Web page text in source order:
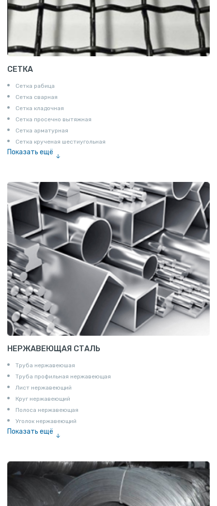
СЕТКА
Сетка рабица
Сетка сварная
Сетка кладочная
Сетка просечно вытяжная
Сетка арматурная
Сетка крученая шестиугольная
Показать ещё
НЕРЖАВЕЮЩАЯ СТАЛЬ
Труба нержавеюшая
Труба профильная нержавеющая
Лист нержавеющий
Круг нержавеющий
Полоса нержавеющая
Уголок нержавеющий
Показать ещё